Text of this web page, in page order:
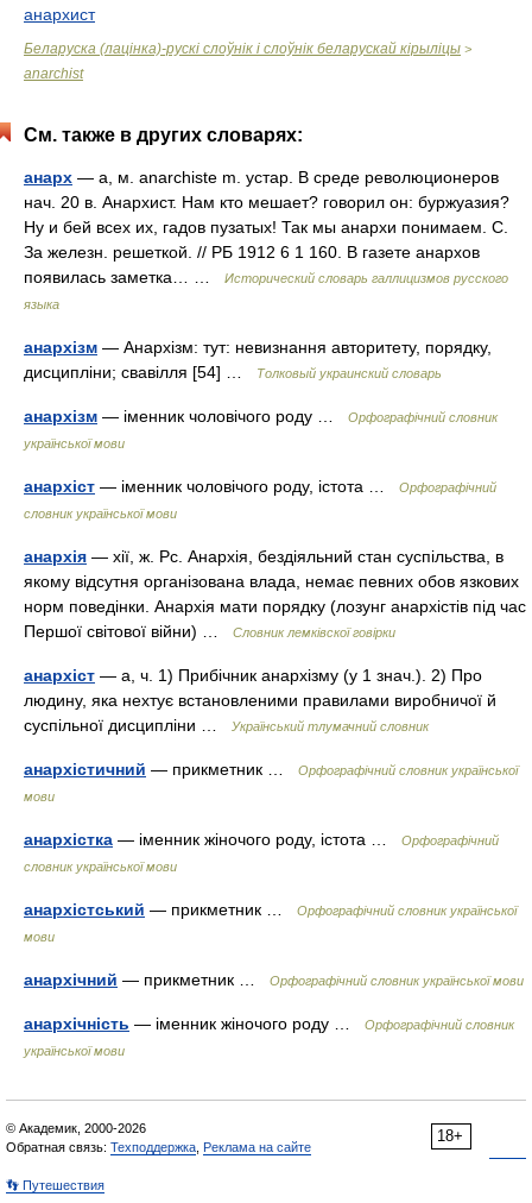
анархист
Беларуска (лацінка)-рускі слоўнік і слоўнік беларускай кірыліцы >
anarchist
См. также в других словарях:
анарх — а, м. anarchiste m. устар. В среде революционеров
нач. 20 в. Анархист. Нам кто мешает? говорил он: буржуазия?
Ну и бей всех их, гадов пузатых! Так мы анархи понимаем. С.
За железн. решеткой. // РБ 1912 6 1 160. В газете анархов
появилась заметка… …
Исторический словарь галлицизмов русского
языка
анархізм — Анархізм: тут: невизнання авторитету, порядку,
дисципліни; свавілля [54] …
Толковый украинский словарь
анархізм — іменник чоловічого роду …
Орфографічний словник
української мови
анархіст — іменник чоловічого роду, істота …
Орфографічний
словник української мови
анархія — хії, ж. Рс. Анархія, бездіяльний стан суспільства, в
якому відсутня організована влада, немає певних обов язкових
норм поведінки. Анархія мати порядку (лозунг анархістів під час
Першої світової війни) …
Словник лемківскої говірки
анархіст — а, ч. 1) Прибічник анархізму (у 1 знач.). 2) Про
людину, яка нехтує встановленими правилами виробничої й
суспільної дисципліни …
Український тлумачний словник
анархістичний — прикметник …
Орфографічний словник української
мови
анархістка — іменник жіночого роду, істота …
Орфографічний
словник української мови
анархістський — прикметник …
Орфографічний словник української
мови
анархічний — прикметник … Орфографічний словник української мови
анархічність — іменник жіночого роду …
Орфографічний словник
української мови
18+
© Академик, 2000-2026
Обратная связь: Техподдержка Реклама на сайте
👣 Путешествия